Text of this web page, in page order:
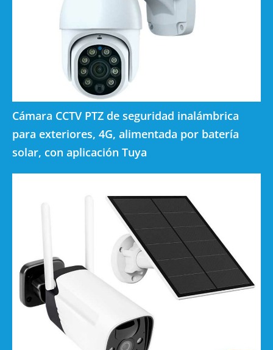
Cámara CCTV PTZ de seguridad inalámbrica
para exteriores, 4G, alimentada por batería
solar, con aplicación Tuya